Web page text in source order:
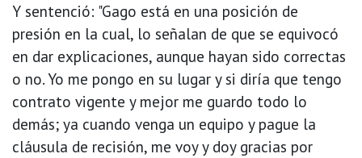
Y sentenció: "Gago está en una posición de
presión en la cual, lo señalan de que se equivocó
en dar explicaciones, aunque hayan sido correctas
o no. Yo me pongo en su lugar y si diría que tengo
contrato vigente y mejor me guardo todo lo
demás; ya cuando venga un equipo y pague la
cláusula de recisión, me voy y doy gracias por